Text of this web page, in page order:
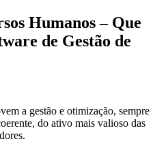
Humanos – Que
de Gestão de
a gestão e otimização, sempre
do ativo mais valioso das